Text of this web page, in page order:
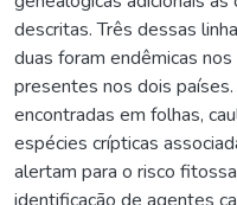
descritas. Três dessas
duas foram endêmicas
presentes nos dois
encontradas em folhas,
espécies crípticas
alertam para o risco